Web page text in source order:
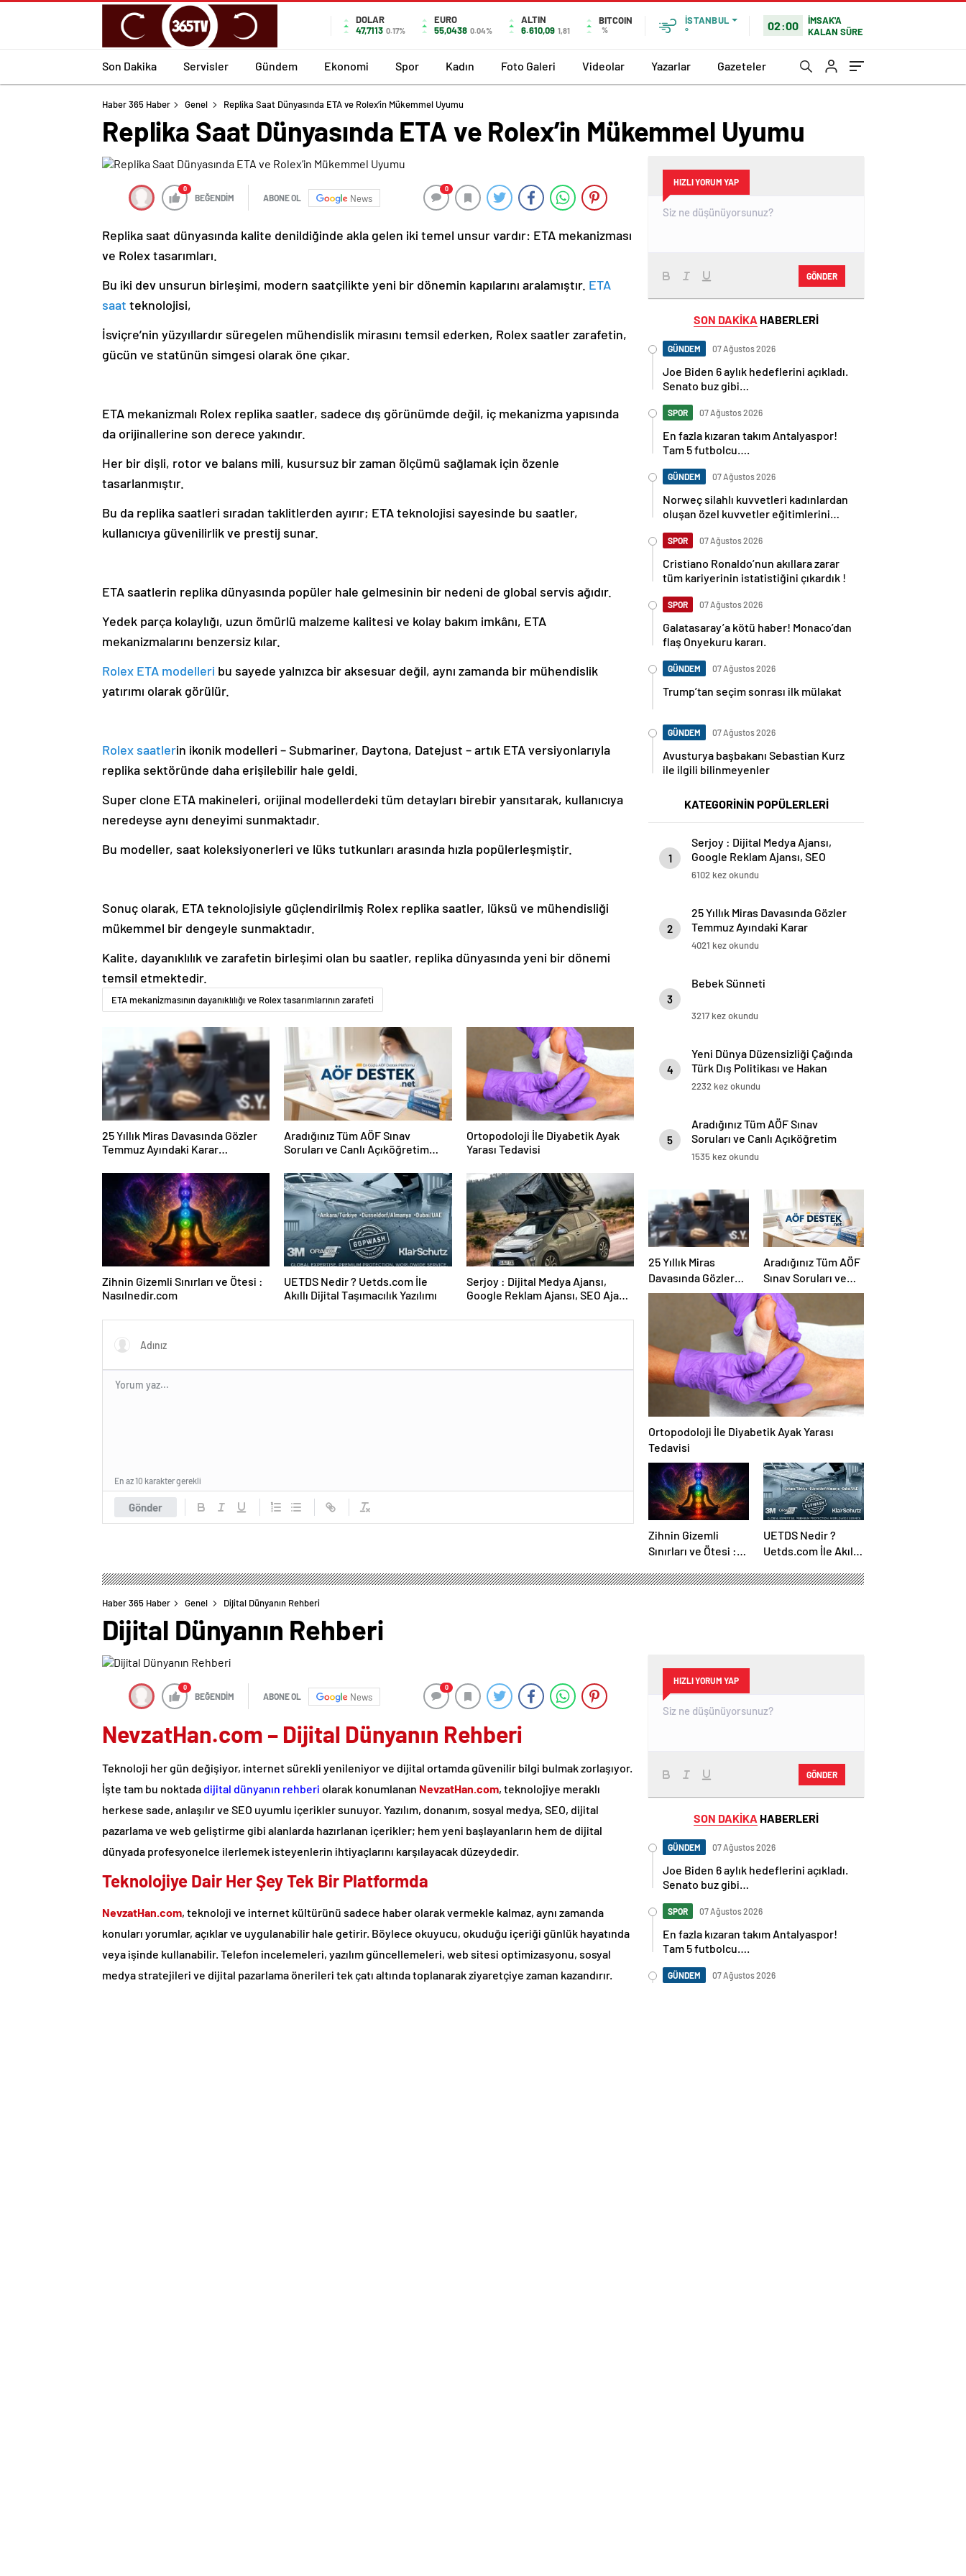
DOLAR
47,7113 0.17%
EURO
55,0438 0.04%
ALTIN
6.610,09 1,81
BITCOIN
%
İSTANBUL
°
02:00
İMSAK'A
KALAN SÜRE
Son Dakika Servisler Gündem Ekonomi Spor Kadın Foto Galeri Videolar Yazarlar Gazeteler
Haber 365 Haber Genel Replika Saat Dünyasında ETA ve Rolex’in Mükemmel Uyumu
Replika Saat Dünyasında ETA ve Rolex’in Mükemmel Uyumu
0
BEĞENDİM ABONE OL News
0
Replika saat dünyasında kalite denildiğinde akla gelen iki temel unsur vardır: ETA mekanizması
ve Rolex tasarımları.
Bu iki dev unsurun birleşimi, modern saatçilikte yeni bir dönemin kapılarını aralamıştır. ETA
saat teknolojisi,
İsviçre’nin yüzyıllardır süregelen mühendislik mirasını temsil ederken, Rolex saatler zarafetin,
gücün ve statünün simgesi olarak öne çıkar.
ETA mekanizmalı Rolex replika saatler, sadece dış görünümde değil, iç mekanizma yapısında
da orijinallerine son derece yakındır.
Her bir dişli, rotor ve balans mili, kusursuz bir zaman ölçümü sağlamak için özenle
tasarlanmıştır.
Bu da replika saatleri sıradan taklitlerden ayırır; ETA teknolojisi sayesinde bu saatler,
kullanıcıya güvenilirlik ve prestij sunar.
ETA saatlerin replika dünyasında popüler hale gelmesinin bir nedeni de global servis ağıdır.
Yedek parça kolaylığı, uzun ömürlü malzeme kalitesi ve kolay bakım imkânı, ETA
mekanizmalarını benzersiz kılar.
Rolex ETA modelleri bu sayede yalnızca bir aksesuar değil, aynı zamanda bir mühendislik
yatırımı olarak görülür.
Rolex saatlerin ikonik modelleri – Submariner, Daytona, Datejust – artık ETA versiyonlarıyla
replika sektöründe daha erişilebilir hale geldi.
Super clone ETA makineleri, orijinal modellerdeki tüm detayları birebir yansıtarak, kullanıcıya
neredeyse aynı deneyimi sunmaktadır.
Bu modeller, saat koleksiyonerleri ve lüks tutkunları arasında hızla popülerleşmiştir.
Sonuç olarak, ETA teknolojisiyle güçlendirilmiş Rolex replika saatler, lüksü ve mühendisliği
mükemmel bir dengeyle sunmaktadır.
Kalite, dayanıklılık ve zarafetin birleşimi olan bu saatler, replika dünyasında yeni bir dönemi
temsil etmektedir.
ETA mekanizmasının dayanıklılığı ve Rolex tasarımlarının zarafeti
25 Yıllık Miras Davasında Gözler
Temmuz Ayındaki Karar
Aradığınız Tüm AÖF Sınav
Soruları ve Canlı Açıköğretim
Ortopodoloji İle Diyabetik Ayak
Yarası Tedavisi
Zihnin Gizemli Sınırları ve Ötesi :
Nasılnedir.com
UETDS Nedir ? Uetds.com İle
Akıllı Dijital Taşımacılık Yazılımı
Serjoy : Dijital Medya Ajansı,
Google Reklam Ajansı, SEO Ajansı
Gönder
En az 10 karakter gerekli
HIZLI YORUM YAP
GÖNDER
SON DAKİKA HABERLERİ
GÜNDEM 07 Ağustos 2026
Joe Biden 6 aylık hedeflerini açıkladı.
Senato buz gibi…
SPOR 07 Ağustos 2026
En fazla kızaran takım Antalyaspor!
Tam 5 futbolcu….
GÜNDEM 07 Ağustos 2026
Norweç silahlı kuvvetleri kadınlardan
oluşan özel kuvvetler eğitimlerini
SPOR 07 Ağustos 2026
Cristiano Ronaldo’nun akıllara zarar
tüm kariyerinin istatistiğini çıkardık !
SPOR 07 Ağustos 2026
Galatasaray’a kötü haber! Monaco’dan
flaş Onyekuru kararı.
GÜNDEM 07 Ağustos 2026
Trump’tan seçim sonrası ilk mülakat
GÜNDEM 07 Ağustos 2026
Avusturya başbakanı Sebastian Kurz
ile ilgili bilinmeyenler
KATEGORİNİN POPÜLERLERİ
1
Serjoy : Dijital Medya Ajansı,
Google Reklam Ajansı, SEO
Ajansı ve Web Tasarım Ajansı
6102 kez okundu
2
25 Yıllık Miras Davasında Gözler
Temmuz Ayındaki Karar
Duruşmasına Çevrildi
4021 kez okundu
3
Bebek Sünneti
3217 kez okundu
4
Yeni Dünya Düzensizliği Çağında
Türk Dış Politikası ve Hakan
Fidan Faktörü
2232 kez okundu
5
Aradığınız Tüm AÖF Sınav
Soruları ve Canlı Açıköğretim
Forumu Burada
1535 kez okundu
25 Yıllık Miras
Davasında Gözler
Temmuz Ayındaki
Karar Duruşmasına
Aradığınız Tüm AÖF
Sınav Soruları ve
Canlı Açıköğretim
Forumu Burada
Ortopodoloji İle Diyabetik Ayak Yarası
Tedavisi
Zihnin Gizemli
Sınırları ve Ötesi :
UETDS Nedir ?
Uetds.com İle Akıllı
Yazılımı
Haber 365 Haber Genel Dijital Dünyanın Rehberi
Dijital Dünyanın Rehberi
0
BEĞENDİM ABONE OL News
0
NevzatHan.com – Dijital Dünyanın Rehberi
Teknoloji her gün değişiyor, internet sürekli yenileniyor ve dijital ortamda güvenilir bilgi bulmak zorlaşıyor.
İşte tam bu noktada dijital dünyanın rehberi olarak konumlanan NevzatHan.com, teknolojiye meraklı
herkese sade, anlaşılır ve SEO uyumlu içerikler sunuyor. Yazılım, donanım, sosyal medya, SEO, dijital
pazarlama ve web geliştirme gibi alanlarda hazırlanan içerikler; hem yeni başlayanların hem de dijital
dünyada profesyonelce ilerlemek isteyenlerin ihtiyaçlarını karşılayacak düzeydedir.
Teknolojiye Dair Her Şey Tek Bir Platformda
NevzatHan.com, teknoloji ve internet kültürünü sadece haber olarak vermekle kalmaz, aynı zamanda
konuları yorumlar, açıklar ve uygulanabilir hale getirir. Böylece okuyucu, okuduğu içeriği günlük hayatında
veya işinde kullanabilir. Telefon incelemeleri, yazılım güncellemeleri, web sitesi optimizasyonu, sosyal
medya stratejileri ve dijital pazarlama önerileri tek çatı altında toplanarak ziyaretçiye zaman kazandırır.
HIZLI YORUM YAP
GÖNDER
SON DAKİKA HABERLERİ
GÜNDEM 07 Ağustos 2026
Joe Biden 6 aylık hedeflerini açıkladı.
Senato buz gibi…
SPOR 07 Ağustos 2026
En fazla kızaran takım Antalyaspor!
Tam 5 futbolcu….
GÜNDEM 07 Ağustos 2026